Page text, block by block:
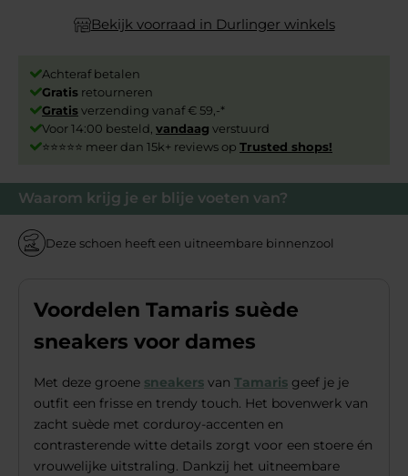
Waarom krijg je er blije voeten van?
Deze schoen heeft een uitneembare binnenzool
Voordelen Tamaris suède
sneakers voor dames
Met deze groene sneakers van Tamaris geef je je
outfit een frisse en trendy touch. Het bovenwerk van
zacht suède met corduroy-accenten en
contrasterende witte details zorgt voor een stoere én
vrouwelijke uitstraling. Dankzij het uitneembare
Bekijk voorraad in Durlinger winkels
Achteraf betalen
Gratis retourneren
Gratisverzending vanaf € 59,-*
Voor 14:00 besteld, vandaag verstuurd
⭐⭐⭐⭐⭐ meer dan 15k+ reviews op Trusted shops!